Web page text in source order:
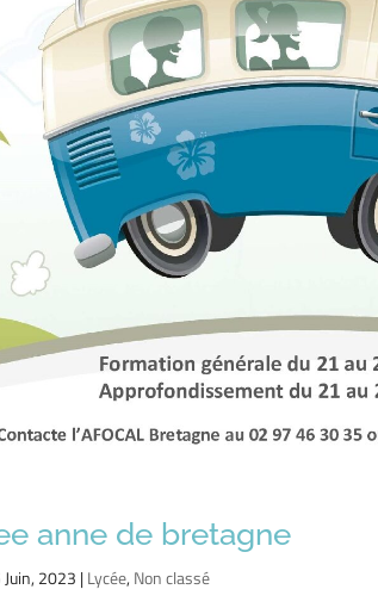
anne de bretagne
Juin, 2023 |Lycée, Non classé